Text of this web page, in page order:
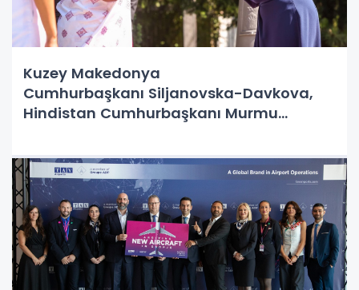
Kuzey Makedonya
Cumhurbaşkanı Siljanovska-Davkova,
Hindistan Cumhurbaşkanı Murmu